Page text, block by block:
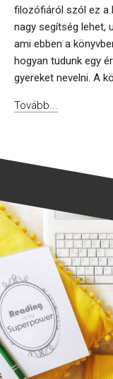
filozófiáról szól ez a
nagy segítség lehet,
ami ebben a
hogyan tudunk egy
gyereket nevelni. A
Tovább...